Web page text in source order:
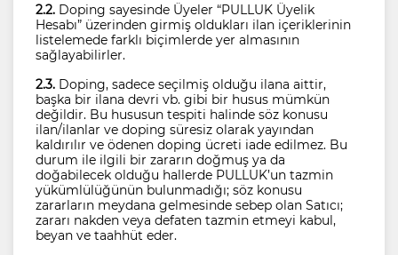
2.2. Doping sayesinde Üyeler “PULLUK Üyelik
Hesabı” üzerinden girmiş oldukları ilan içeriklerinin
listelemede farklı biçimlerde yer almasının
sağlayabilirler.
2.3. Doping, sadece seçilmiş olduğu ilana aittir,
başka bir ilana devri vb. gibi bir husus mümkün
değildir. Bu hususun tespiti halinde söz konusu
ilan/ilanlar ve doping süresiz olarak yayından
kaldırılır ve ödenen doping ücreti iade edilmez. Bu
durum ile ilgili bir zararın doğmuş ya da
doğabilecek olduğu hallerde PULLUK’un tazmin
yükümlülüğünün bulunmadığı; söz konusu
zararların meydana gelmesinde sebep olan Satıcı;
zararı nakden veya defaten tazmin etmeyi kabul,
beyan ve taahhüt eder.